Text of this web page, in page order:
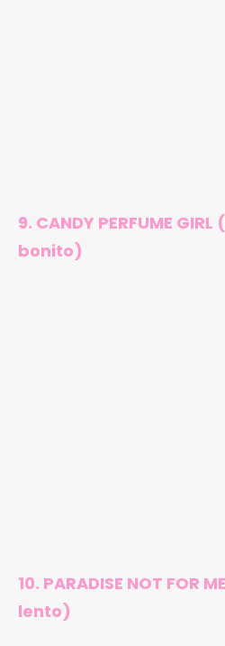
9. CANDY PERFUME
bonito)
10. PARADISE NOT FOR
lento)